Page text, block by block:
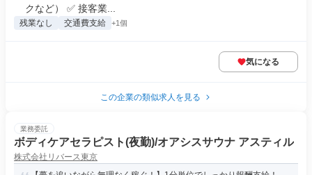
クなど） ✅ 接客業...
残業なし 交通費支給 +1個
気になる
この企業の類似求人を見る
業務委託
ボディケアセラピスト(夜勤)/オアシスサウナ アスティル
株式会社リバース東京